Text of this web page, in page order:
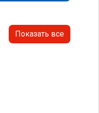
Показать все